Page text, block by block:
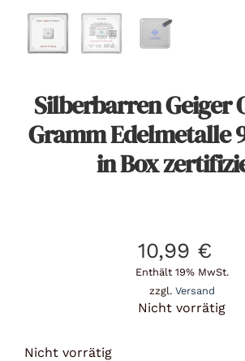
Silberbarren Geiger
Gramm Edelmetalle
in Box
10,99 €
Enthält 19% MwSt.
zzgl. Versand
Nicht vorrätig
Nicht vorrätig